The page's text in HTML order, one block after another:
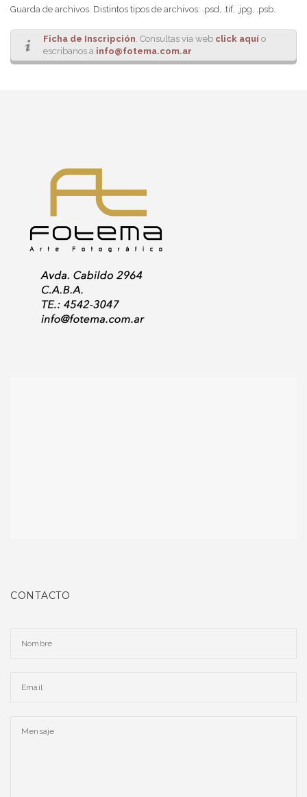
Guarda de archivos. Distintos tipos de archivos: .psd, .tif, .jpg, .psb.
Ficha de Inscripción. Consultas vía web click aquí o
escribanos a info@fotema.com.ar
CONTACTO